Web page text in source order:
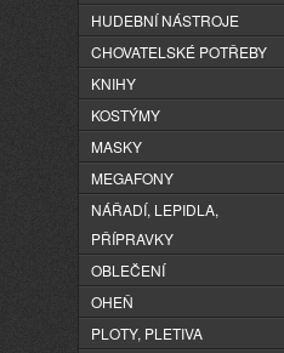
HUDEBNÍ NÁSTROJE
CHOVATELSKÉ POTŘEBY
KNIHY
KOSTÝMY
MASKY
MEGAFONY
NÁŘADÍ, LEPIDLA,
PŘÍPRAVKY
OBLEČENÍ
OHEŇ
PLOTY, PLETIVA